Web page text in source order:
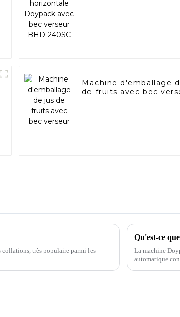
Machine d'emballage
de fruits avec bec
collations, très populaire parmi les
Qu'est-ce
La machine
automatique